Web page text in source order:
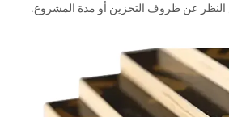
النظر عن ظروف التخزين أو مدة المشروع.